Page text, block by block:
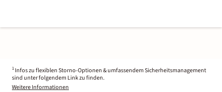
1 Infos zu flexiblen Storno-Optionen & umfassendem Sicherheitsmanagement
sind unter folgendem Link zu finden.
Weitere Informationen